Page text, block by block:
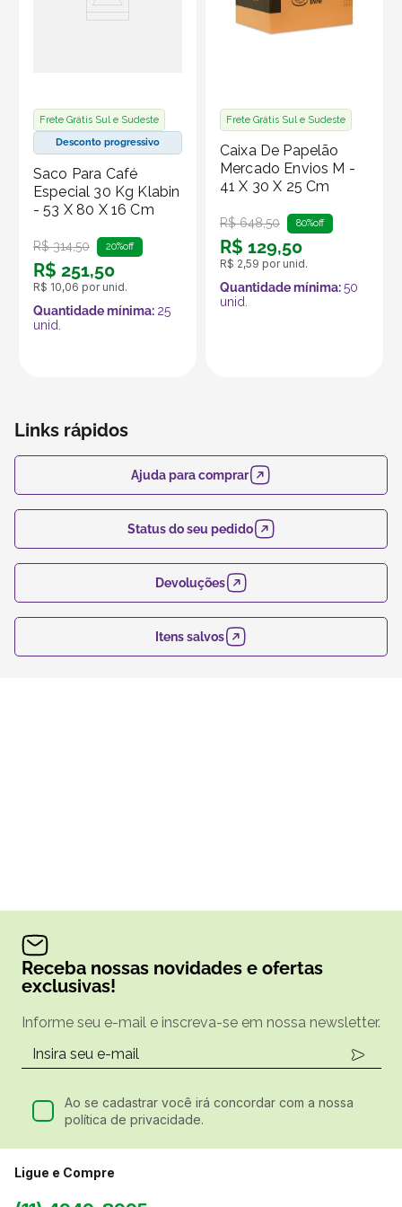
Para garantir o melhor desempenho da caixa,
recomendamos que ela seja preenchida com produtos
segurança e integridade.
Produto vendido por Seller :)
Um Seller Klabin é um parceiro que vende seus
produtos no marketplace Klabin ForYou, aproveitando o
alcance e os recursos da plataforma, que é
especializada em embalagens e produtos em papel.
Frete Grátis Sul e Sudeste
Desconto progressivo
Saco Para Café
Especial 30 Kg Klabin
- 53 X 80 X 16 Cm
R$ 314,50 20%off
R$ 251,50
R$ 10,06 por unid.
Quantidade mínima: 25
unid.
Frete Grátis Sul e Sudeste
Caixa De Papelão
Mercado Envios M -
41 X 30 X 25 Cm
R$ 648,50 80%off
R$ 129,50
R$ 2,59 por unid.
Quantidade mínima:50
unid.
Links rápidos
Ajuda para comprar
Status do seu pedido
Devoluções
Itens salvos
Receba nossas novidades e ofertas
exclusivas!
Informe seu e-mail e inscreva-se em nossa newsletter.
Ao se cadastrar você irá concordar com a nossa
política de privacidade.
Ligue e Compre